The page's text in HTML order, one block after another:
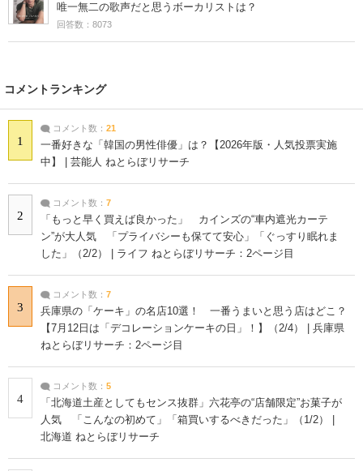
唯一無二の歌声だと思うボーカリストは？
回答数：8073
コメントランキング
1
コメント数： 21
一番好きな「韓国の男性俳優」は？【2026年版・人気投票実施
中】 | 芸能人 ねとらぼリサーチ
2
コメント数： 7
「もっと早く買えば良かった」 カインズの“車内遮光カーテ
ン”が大人気 「プライバシーも保てて安心」「ぐっすり眠れま
した」（2/2） | ライフ ねとらぼリサーチ：2ページ目
3
コメント数： 7
兵庫県の「ケーキ」の名店10選！ 一番うまいと思う店はどこ？
【7月12日は「デコレーションケーキの日」！】（2/4） | 兵庫県
ねとらぼリサーチ：2ページ目
4
コメント数： 5
「北海道土産としてもセンス抜群」六花亭の“店舗限定”お菓子が
人気 「こんなの初めて」「箱買いするべきだった」（1/2） |
北海道 ねとらぼリサーチ